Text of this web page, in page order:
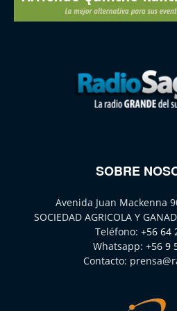
SOBRE
Avenida Juan Mackenna
SOCIEDAD AGRICOLA Y
Teléfono: +56 64
Whatsapp: +56 9
Contacto: